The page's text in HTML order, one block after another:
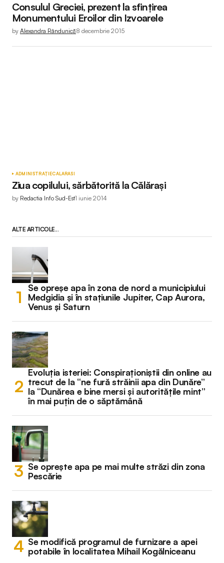
Consulul Greciei, prezent la sfințirea
Monumentului Eroilor din Izvoarele
by Alexandra Rândunică8 decembrie 2015
ADMINISTRAȚIECALARASI
Ziua copilului, sărbătorită la Călărași
by Redactia Info Sud-Est1 iunie 2014
ALTE ARTICOLE...
Se opreșe apa în zona de nord a municipiului
Medgidia și în stațiunile Jupiter, Cap Aurora,
Venus și Saturn
Evoluția isteriei: Conspiraționiștii din online au
trecut de la “ne fură străinii apa din Dunăre”
la “Dunărea e bine mersi și autoritățile mint”
în mai puțin de o săptămână
Se oprește apa pe mai multe străzi din zona
Pescărie
Se modifică programul de furnizare a apei
potabile în localitatea Mihail Kogălniceanu